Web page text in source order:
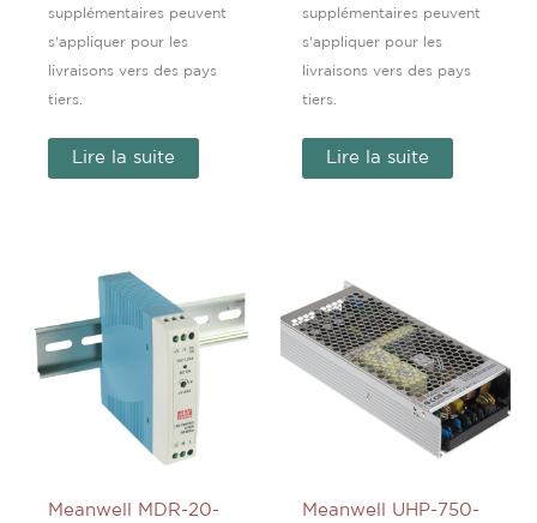
supplémentaires peuvent
s'appliquer pour les
livraisons vers des pays
tiers.
Lire la suite
supplémentaires peuvent
s'appliquer pour les
livraisons vers des pays
tiers.
Lire la suite
Meanwell MDR-20-
Meanwell UHP-750-